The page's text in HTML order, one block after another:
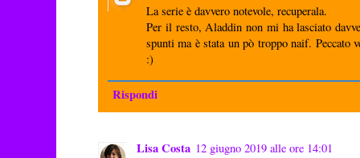
La serie è davvero notevole, recuperala.
Per il resto, Aladdin non mi ha lasciato
spunti ma è stata un pò troppo naif. Peccato
:)
Rispondi
Lisa Costa 12 giugno 2019 alle ore 14:01